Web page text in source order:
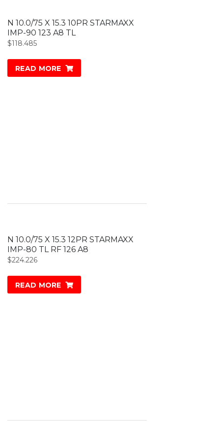
N 10.0/75 X 15.3 10PR STARMAXX
IMP-90 123 A8 TL
$118.485
READ MORE
N 10.0/75 X 15.3 12PR STARMAXX
IMP-80 TL RF 126 A8
$224.226
READ MORE